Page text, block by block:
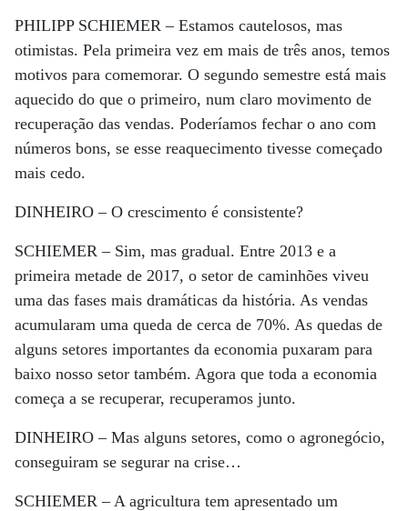
PHILIPP SCHIEMER –Estamos cautelosos, mas
otimistas. Pela primeira vez em mais de três anos, temos
motivos para comemorar. O segundo semestre está mais
aquecido do que o primeiro, num claro movimento de
recuperação das vendas. Poderíamos fechar o ano com
números bons, se esse reaquecimento tivesse começado
mais cedo.
DINHEIRO –O crescimento é consistente?
SCHIEMER –Sim, mas gradual. Entre 2013 e a
primeira metade de 2017, o setor de caminhões viveu
uma das fases mais dramáticas da história. As vendas
acumularam uma queda de cerca de 70%. As quedas de
alguns setores importantes da economia puxaram para
baixo nosso setor também. Agora que toda a economia
começa a se recuperar, recuperamos junto.
DINHEIRO –Mas alguns setores, como o agronegócio,
conseguiram se segurar na crise…
SCHIEMER –A agricultura tem apresentado um